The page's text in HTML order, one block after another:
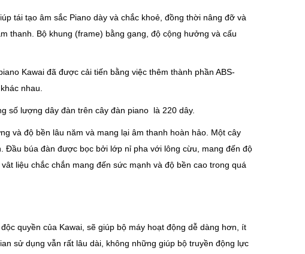
tái tạo âm sắc Piano dày và chắc khoẻ, đồng thời nâng đỡ và
thanh. Bộ khung (frame) bằng gang, độ cộng hưởng và cấu
Kawai đã được cải tiến bằng việc thêm thành phần ABS-
nhau.
số lượng dây đàn trên cây đàn piano là 220 dây.
và độ bền lâu năm và mang lại âm thanh hoàn hảo. Một cây
Đầu búa đàn được bọc bởi lớp nỉ pha với lông cừu, mang đến độ
liệu chắc chắn mang đến sức mạnh và độ bền cao trong quá
quyền của Kawai, sẽ giúp bộ máy hoạt động dễ dàng hơn, ít
sử dụng vẫn rất lâu dài, không những giúp bộ truyền động lực